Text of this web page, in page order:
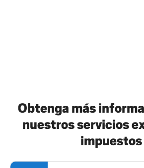
Obtenga más
nuestros servicios
impuestos